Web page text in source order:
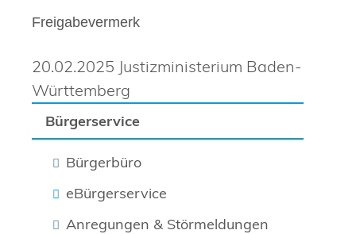
Bürgerservice
Bürgerbüro
eBürgerservice
Anregungen & Störmeldungen
Freigabevermerk
20.02.2025 Justizministerium Baden-
Württemberg